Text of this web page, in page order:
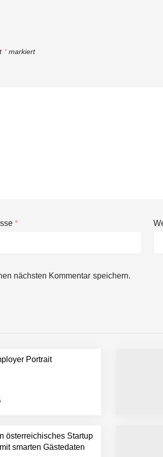
*markiert
*
nächsten Kommentar speichern.
Portrait
österreichisches Startup
smarten Gästedaten
Gästedaten revolutioniert